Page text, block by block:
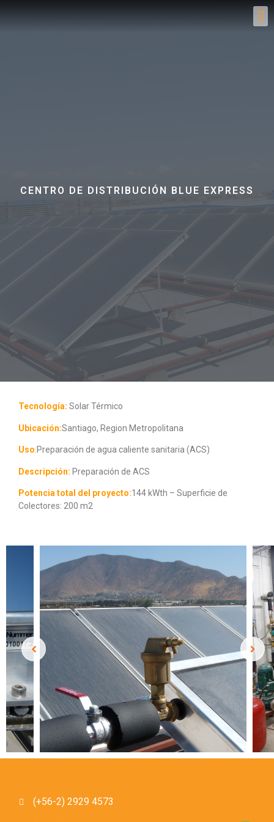
CENTRO DE DISTRIBUCIÓN BLUE EXPRESS
Tecnología: Solar Térmico
Ubicación:Santiago, Region Metropolitana
Uso:Preparación de agua caliente sanitaria (ACS)
Descripción: Preparación de ACS
Potencia total del proyecto:144 kWth – Superficie de
Colectores: 200 m2
(+56-2) 2929 4573